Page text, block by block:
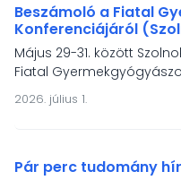
épülő népességszűrés
Beszámoló a Fiatal
Konferenciájáról
Május 29-31. között
Fiatal
kétszáz résztvevővel és
két díjat ajánlott fel a
Géza Kórház).
2026. július 1.
Pár perc tudomány